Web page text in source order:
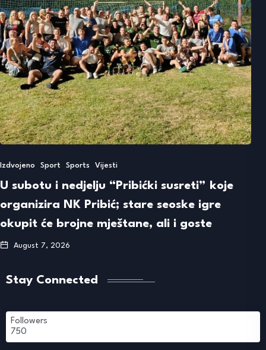
Izdvojeno Sport Sports Vijesti
U subotu i nedjelju “Pribićki susreti” koje
organizira NK Pribić; stare seoske igre
okupit će brojne mještane, ali i goste
August 7, 2026
Stay Connected
Followers
750